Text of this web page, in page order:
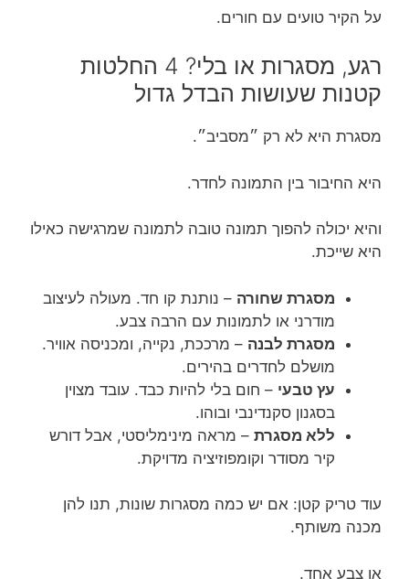
על הקיר טועים עם חורים.
רגע, מסגרות או בלי? 4 החלטות
קטנות שעושות הבדל גדול
מסגרת היא לא רק ״מסביב״.
היא החיבור בין התמונה לחדר.
והיא יכולה להפוך תמונה טובה לתמונה שמרגישה כאילו
היא שייכת.
מסגרת שחורה – נותנת קו חד. מעולה לעיצוב
מודרני או לתמונות עם הרבה צבע.
מסגרת לבנה – מרככת, נקייה, ומכניסה אוויר.
מושלם לחדרים בהירים.
עץ טבעי – חום בלי להיות כבד. עובד מצוין
בסגנון סקנדינבי ובוהו.
ללא מסגרת – מראה מינימליסטי, אבל דורש
קיר מסודר וקומפוזיציה מדויקת.
עוד טריק קטן: אם יש כמה מסגרות שונות, תנו להן
מכנה משותף.
או צבע אחד.